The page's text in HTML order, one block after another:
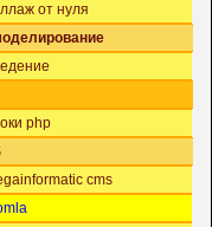
от нуля
php
cms